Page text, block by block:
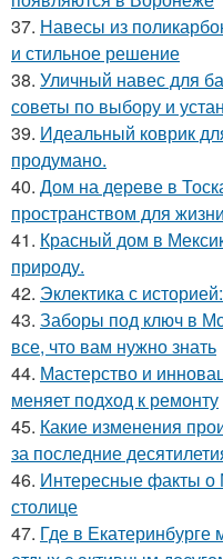
37. Навесы из
и стильное решение
38. Уличный навес для
советы по выбору и
39. Идеальный коврик
продумано.
40. Дом на дереве в
пространством для
41. Красный дом в
природу.
42. Эклектика с
43. Заборы под ключ в
все, что вам нужно знать
44. Мастерство и
меняет подход к ремонту
45. Какие изменения
за последние
46. Интересные факты о
столице
47. Где в Екатеринбурге